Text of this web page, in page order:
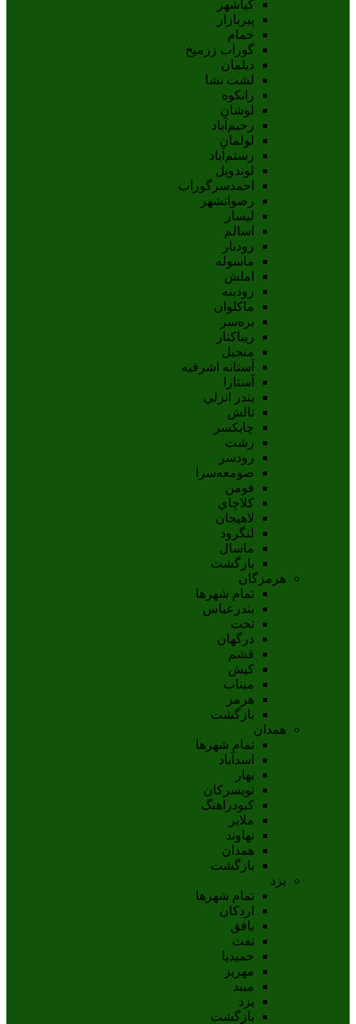
کیاشهر
پیربازار
خمام
گوراب زرمیخ
دیلمان
لشت نشا
رانکوه
لوشان
رحیم‌آباد
لولمان
رستم‌آباد
لوندویل
احمدسرگوراب
رضوانشهر
لیسار
اسالم
رودبار
ماسوله
املش
رودبنه
ماکلوان
بره‌سر
زیباکنار
منجیل
آستانه اشرفيه
آستارا
بندر انزلي
تالش
چابکسر
رشت
رودسر
صومعه‌سرا
فومن
کلاچاي
لاهيجان
لنگرود
ماسال
بازگشت
هرمزگان
تمام شهر‌ها
بندرعباس
تخت
درگهان
قشم
کيش
ميناب
هرمز
بازگشت
همدان
تمام شهر‌ها
اسدآباد
بهار
تويسرکان
کبودراهنگ
ملاير
نهاوند
همدان
بازگشت
یزد
تمام شهر‌ها
اردکان
بافق
تفت
حميديا
مهریز
ميبد
يزد
بازگشت